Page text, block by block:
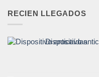
RECIEN LLEGADOS
Dispositivo